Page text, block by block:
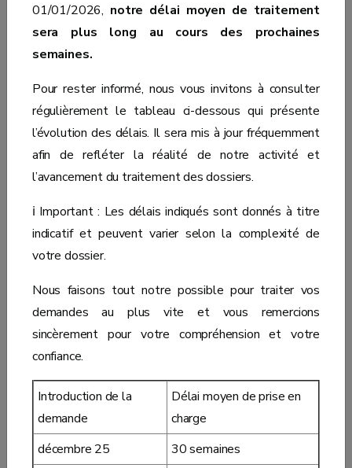
01/01/2026, notre délai moyen de traitement
sera plus long au cours des prochaines
semaines.
Pour rester informé, nous vous invitons à consulter
régulièrement le tableau ci-dessous qui présente
l’évolution des délais. Il sera mis à jour fréquemment
afin de refléter la réalité de notre activité et
l’avancement du traitement des dossiers.
ℹ️ Important : Les délais indiqués sont donnés à titre
indicatif et peuvent varier selon la complexité de
votre dossier.
Nous faisons tout notre possible pour traiter vos
demandes au plus vite et vous remercions
sincèrement pour votre compréhension et votre
confiance.
Introduction de la
demande
Délai moyen de prise en
charge
décembre 25
30 semaines